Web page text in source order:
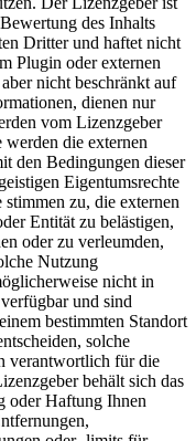
des Inhalts
Dritter und haftet nicht
Plugin oder externen
nicht beschränkt auf
dienen nur
vom Lizenzgeber
werden die externen
den Bedingungen dieser
Eigentumsrechte
zu, die externen
Entität zu belästigen,
oder zu verleumden,
Nutzung
nicht in
und sind
bestimmten Standort
solche
verantwortlich für die
behält sich das
oder Haftung Ihnen